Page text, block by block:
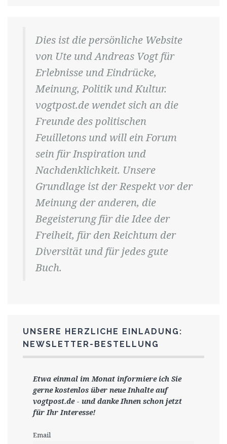
Dies ist die persönliche Website
von Ute und Andreas Vogt für
Erlebnisse und Eindrücke,
Meinung, Politik und Kultur.
vogtpost.de wendet sich an die
Freunde des politischen
Feuilletons und will ein Forum
sein für Inspiration und
Nachdenklichkeit. Unsere
Grundlage ist der Respekt vor der
Meinung der anderen, die
Begeisterung für die Idee der
Freiheit, für den Reichtum der
Diversität und für jedes gute
Buch.
UNSERE HERZLICHE EINLADUNG:
NEWSLETTER-BESTELLUNG
Etwa einmal im Monat informiere ich Sie
gernekostenlos über neue Inhalte auf
vogtpost.de- und danke Ihnen schon jetzt
für Ihr Interesse!
Email